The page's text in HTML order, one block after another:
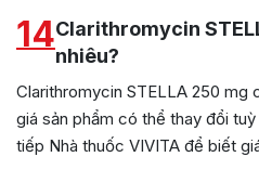
14Clarithromycin
nhiêu?
Clarithromycin STELLA 250 mg
giá sản phẩm có thể thay đổi
tiếp Nhà thuốc VIVITA để biết